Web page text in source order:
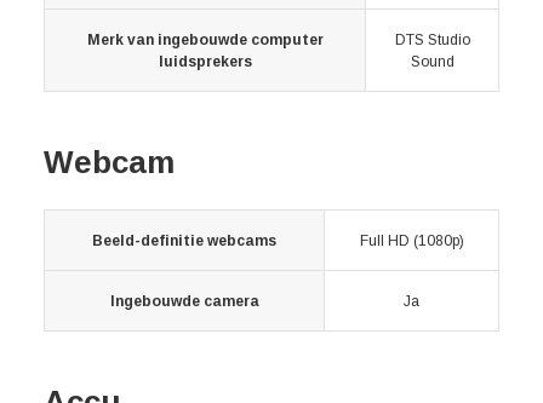
Merk van ingebouwde computer
luidsprekers
DTS Studio
Sound
Webcam
Beeld-definitie webcams Full HD (1080p)
Ingebouwde camera Ja